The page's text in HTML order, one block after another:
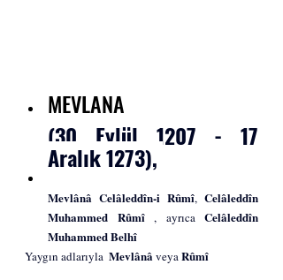
MEVLANA
(30 Eylül 1207 - 17
Aralık 1273),
Mevlânâ Celâleddîn-i Rûmî, Celâleddîn
Muhammed Rûmî , ayrıca Celâleddîn
Muhammed Belhî
Yaygın adlarıyla Mevlânâ veya Rûmî